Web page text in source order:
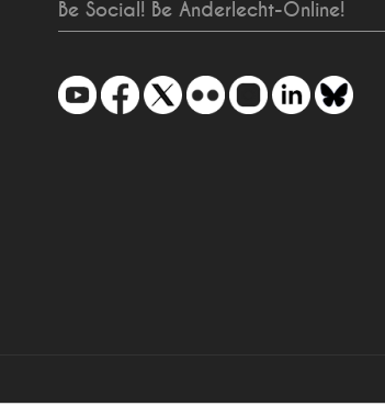
Be Social! Be Anderlecht-Online!